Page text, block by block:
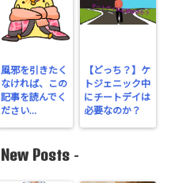
風邪を引きたく
なければ、この
記事を読んでく
ださい…
【どっち？】ケ
トジェニック中
にチートデイは
必要なのか？
New Posts -